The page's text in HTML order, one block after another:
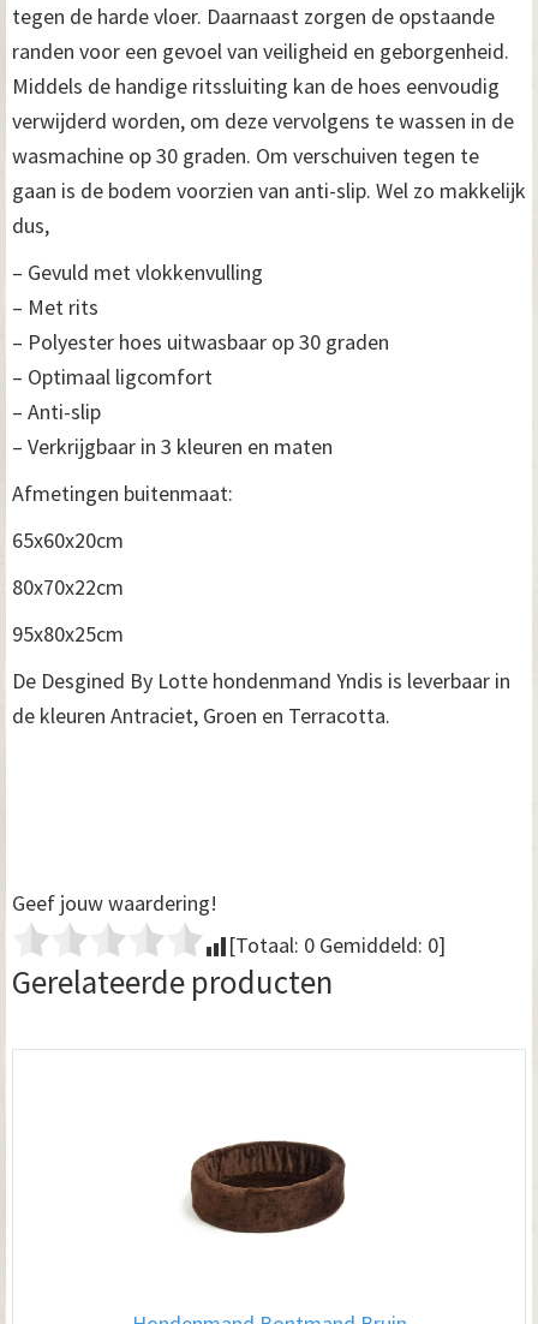
tegen de harde vloer. Daarnaast zorgen de opstaande
randen voor een gevoel van veiligheid en geborgenheid.
Middels de handige ritssluiting kan de hoes eenvoudig
verwijderd worden, om deze vervolgens te wassen in de
wasmachine op 30 graden. Om verschuiven tegen te
gaan is de bodem voorzien van anti-slip. Wel zo makkelijk
dus,
– Gevuld met vlokkenvulling
– Met rits
– Polyester hoes uitwasbaar op 30 graden
– Optimaal ligcomfort
– Anti-slip
– Verkrijgbaar in 3 kleuren en maten
Afmetingen buitenmaat:
65x60x20cm
80x70x22cm
95x80x25cm
De Desgined By Lotte hondenmand Yndis is leverbaar in
de kleuren Antraciet, Groen en Terracotta.
Geef jouw waardering!
[Totaal: 0 Gemiddeld: 0]
Gerelateerde producten